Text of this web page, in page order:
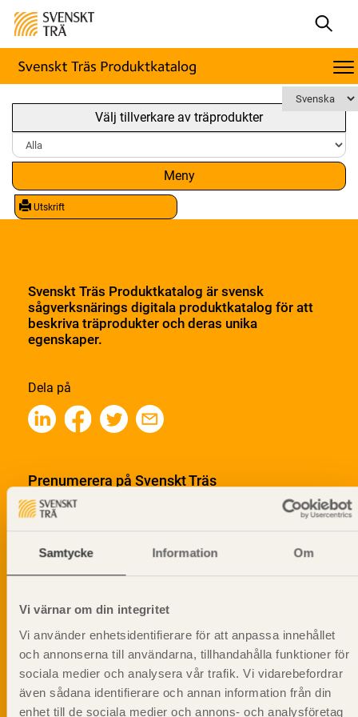
Samtycke Information Om
Vi värnar om din integritet
Vi använder enhetsidentifierare för att anpassa innehållet
och annonserna till användarna, tillhandahålla funktioner för
sociala medier och analysera vår trafik. Vi vidarebefordrar
även sådana identifierare och annan information från din
enhet till de sociala medier och annons- och analysföretag
Välj tillverkare av träprodukter
Meny
Utskrift
Svenskt Träs Produktkatalog är svensk
sågverksnärings digitala produktkatalog för att
beskriva träprodukter och deras unika
egenskaper.
Dela på
Prenumerera på Svenskt Träs
informationsutskick!